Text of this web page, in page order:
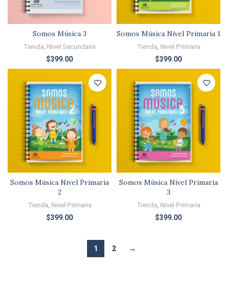
Somos Música 3
Tienda, Nivel Secundaria
$399.00
Somos Música Nivel Primaria 1
Tienda, Nivel Primaria
$399.00
Somos Música Nivel Primaria
2
Tienda, Nivel Primaria
$399.00
Somos Música Nivel Primaria
3
Tienda, Nivel Primaria
$399.00
1 2 →